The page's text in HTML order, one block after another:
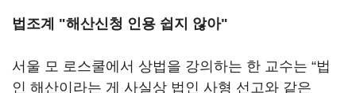
법조계 "해산신청 인용 쉽지 않아"
서울 모 로스쿨에서 상법을 강의하는 한 교수는 “법
인 해산이라는 게 사실상 법인 사형 선고와 같은